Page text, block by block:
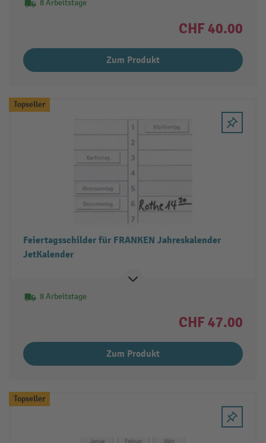
8 Arbeitstage
CHF 40.00
Zum Produkt
Topseller
Feiertagsschilder für FRANKEN Jahreskalender
JetKalender
8 Arbeitstage
CHF 47.00
Zum Produkt
Topseller